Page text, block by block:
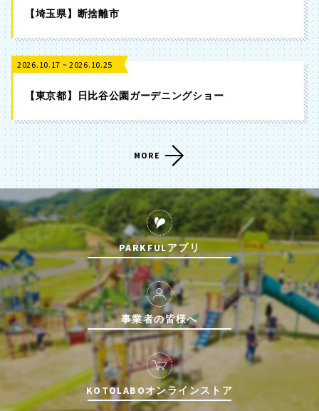
【埼玉県】断捨離市
2026.10.17 ~ 2026.10.25
【東京都】日比谷公園ガーデニングショー
MORE
PARKFULアプリ
事業者の皆様へ
KOTOLABOオンラインストア